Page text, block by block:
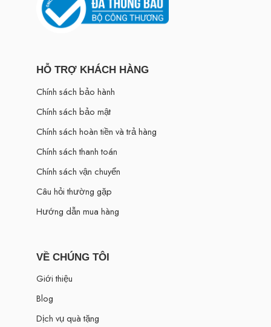
HỖ TRỢ KHÁCH HÀNG
Chính sách bảo hành
Chính sách bảo mật
Chính sách hoàn tiền và trả hàng
Chính sách thanh toán
Chính sách vận chuyển
Câu hỏi thường gặp
Hướng dẫn mua hàng
VỀ CHÚNG TÔI
Giới thiệu
Blog
Dịch vụ quà tặng